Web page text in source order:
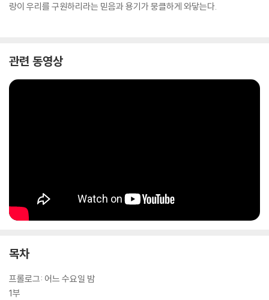
랑이 우리를 구원하리라는 믿음과 용기가 뭉클하게 와닿는다.
관련 동영상
목차
프롤로그: 어느 수요일 밤
1부